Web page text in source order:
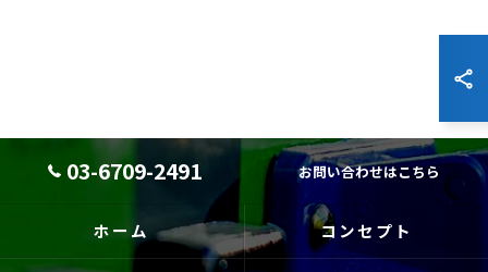
03-6709-2491 お問い合わせはこちら
ホーム コンセプト